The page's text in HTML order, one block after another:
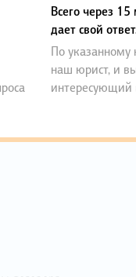
Всего через
дает свой
По указанному
наш юрист, и
интересующий